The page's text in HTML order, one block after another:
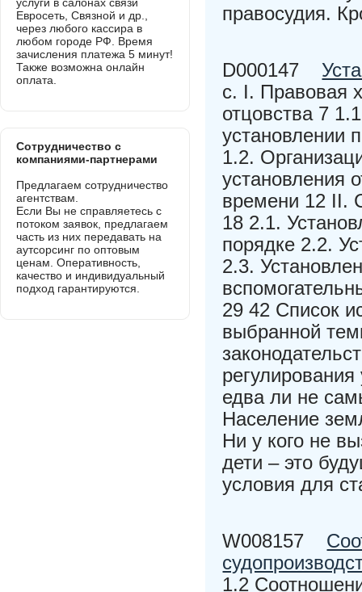
правосудия.
D000147
с. I. Правовая
отцовства 7
установлении
1.2.
установления
времени 12 II.
18 2.1.
порядке 2.2.
2.3.
29 42 Список
выбранной
едва ли не
Население
Ни у кого не
дети – это
условия для
W008157
1.2
Евросеть, Связной и др.,
через любого кассира в
любом городе РФ. Время
зачисления платежа 5 минут!
Также возможна онлайн
оплата.
Сотрудничество с
компаниями-партнерами
Предлагаем сотрудничество
агентствам.
Если Вы не справляетесь с
потоком заявок, предлагаем
часть из них передавать на
аутсорсинг по оптовым
ценам. Оперативность,
качество и индивидуальный
подход гарантируются.